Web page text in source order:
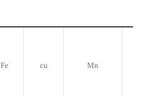
Fe cu Mn